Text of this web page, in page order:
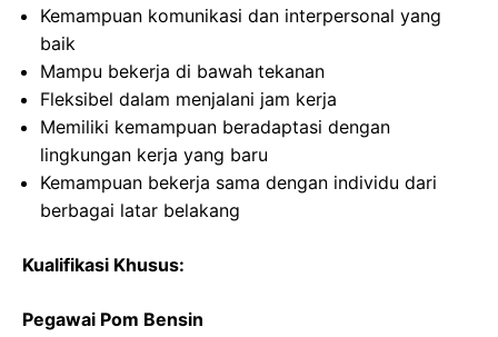
Kemampuan komunikasi dan interpersonal yang
baik
Mampu bekerja di bawah tekanan
Fleksibel dalam menjalani jam kerja
Memiliki kemampuan beradaptasi dengan
lingkungan kerja yang baru
Kemampuan bekerja sama dengan individu dari
berbagai latar belakang
Kualifikasi Khusus:
Pegawai Pom Bensin